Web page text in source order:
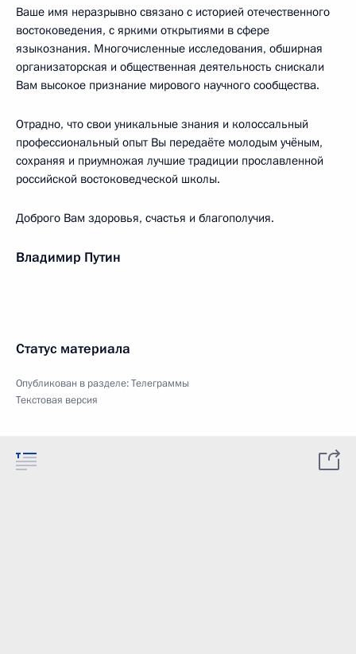
Ваше имя неразрывно связано с историей отечественного
востоковедения, с яркими открытиями в сфере
языкознания. Многочисленные исследования, обширная
организаторская и общественная деятельность снискали
Вам высокое признание мирового научного сообщества.
Отрадно, что свои уникальные знания и колоссальный
профессиональный опыт Вы передаёте молодым учёным,
сохраняя и приумножая лучшие традиции прославленной
российской востоковедческой школы.
Доброго Вам здоровья, счастья и благополучия.
Владимир Путин
Статус материала
Опубликован в разделе:Телеграммы
Текстовая версия